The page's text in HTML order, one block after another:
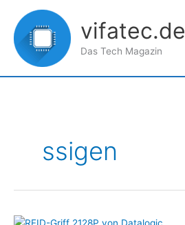
Inhalt
springen
vifatec.de
Das Tech Magazin
ssigen
RFID-